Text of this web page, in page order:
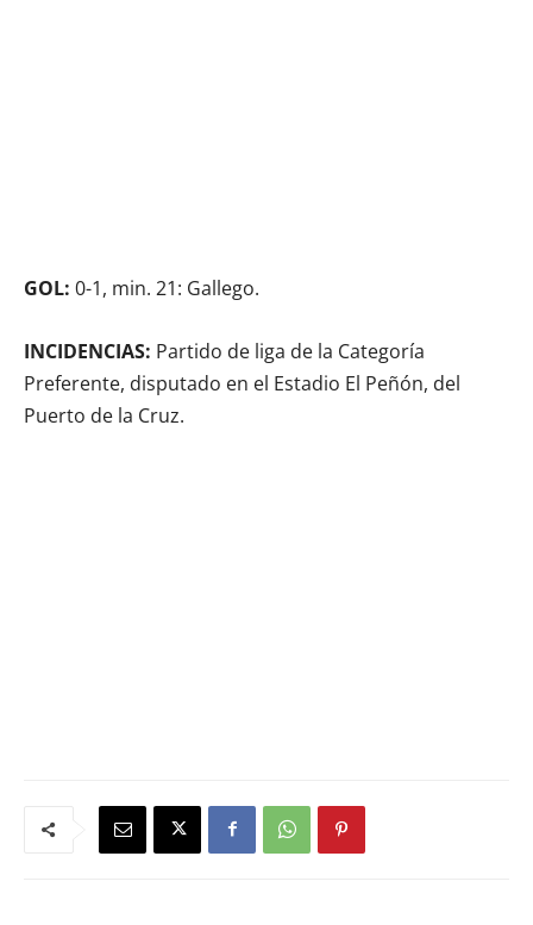
GOL: 0-1, min. 21: Gallego.
INCIDENCIAS: Partido de liga de la Categoría
Preferente, disputado en el Estadio El Peñón, del
Puerto de la Cruz.